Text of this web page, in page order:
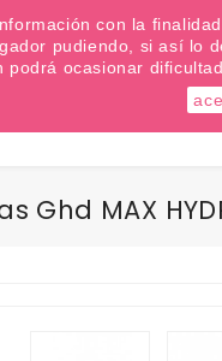
Apúntate a nuestra
Ghd MAX
con la
pudiendo, si así
podrá ocasionar